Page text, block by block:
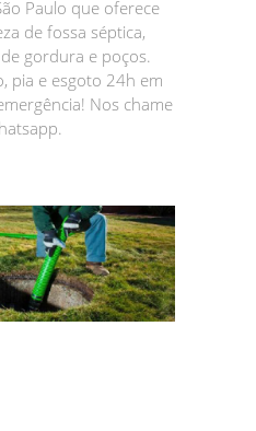
Paulo que oferece
de fossa séptica,
gordura e poços.
pia e esgoto 24h em
Nos chame